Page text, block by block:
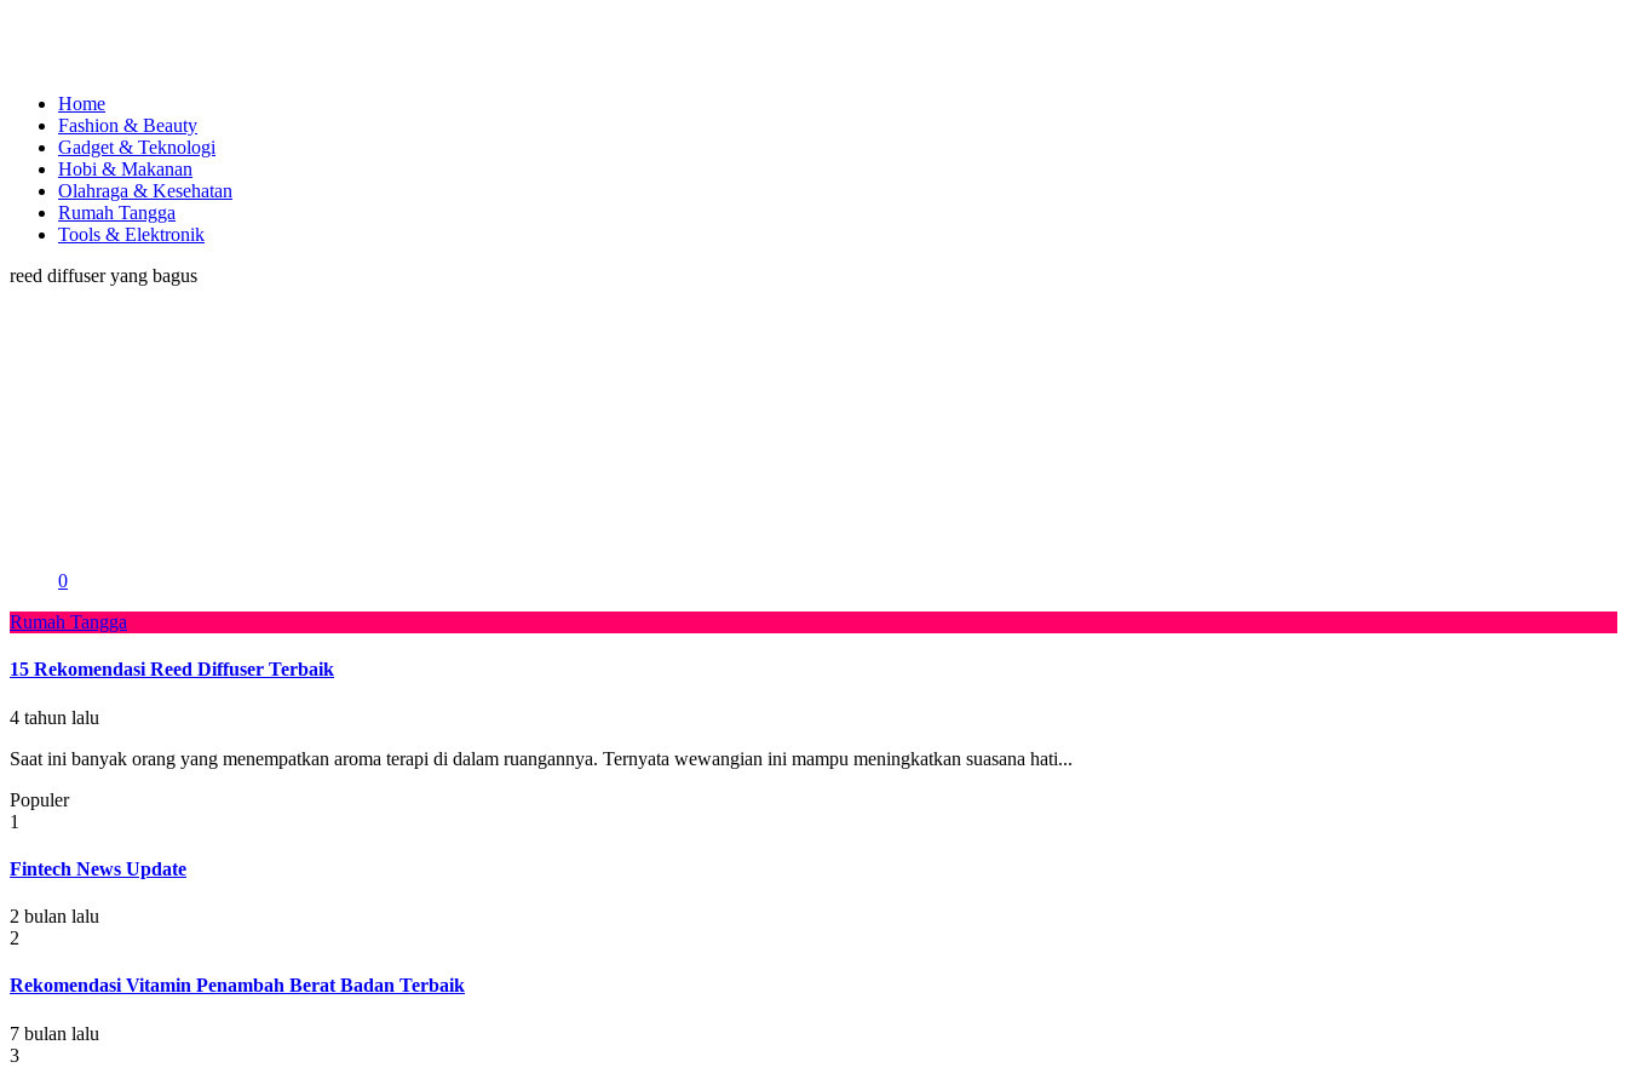
Home
Fashion & Beauty
Gadget & Teknologi
Hobi & Makanan
Olahraga & Kesehatan
Rumah Tangga
Tools & Elektronik
reed diffuser yang bagus
0
Rumah Tangga
15 Rekomendasi Reed Diffuser Terbaik
4 tahun lalu
Saat ini banyak orang yang menempatkan aroma terapi di dalam ruangannya. Ternyata wewangian ini mampu meningkatkan suasana hati...
Populer
1
Fintech News Update
2 bulan lalu
2
Rekomendasi Vitamin Penambah Berat Badan Terbaik
7 bulan lalu
3